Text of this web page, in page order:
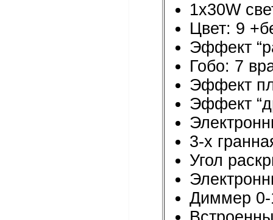
1x30W
Цвет: 9
Эффект
Гобо: 7
Эффект
Эффект
3-х
Угол
Диммер 0-